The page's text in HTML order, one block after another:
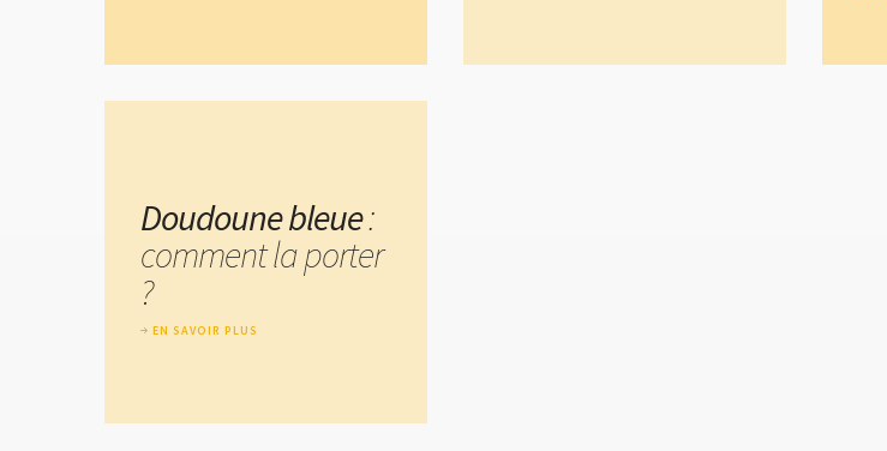
Doudoune bleue:
comment la porter
?
EN SAVOIR PLUS